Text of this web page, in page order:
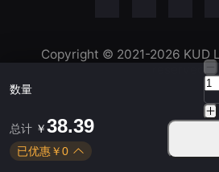
数量
总计 ￥38.39
已优惠￥0
Copyright © 2021-2026 KUD
reserved.